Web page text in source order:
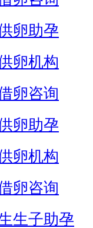
卵助孕
卵机构
卵咨询
卵助孕
卵机构
卵咨询
生子助孕